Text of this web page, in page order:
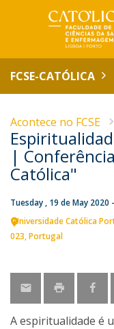
FCSE-CATÓLICA
Acontece no FCSE
|
Católica"
Tuesday , 19 de May 2020
Universidade Católica
023 Portugal
A espiritualidade é